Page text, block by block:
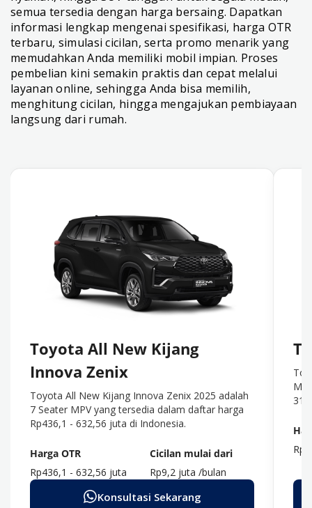
semua tersedia dengan harga bersaing. Dapatkan
informasi lengkap mengenai spesifikasi, harga OTR
terbaru, simulasi cicilan, serta promo menarik yang
memudahkan Anda memiliki mobil impian. Proses
pembelian kini semakin praktis dan cepat melalui
layanan online, sehingga Anda bisa memilih,
menghitung cicilan, hingga mengajukan pembiayaan
langsung dari rumah.
Toyota All New Kijang
Innova Zenix
Toyota All New Kijang Innova Zenix 2025 adalah
7 Seater MPV yang tersedia dalam daftar harga
Rp436,1 - 632,56 juta di Indonesia.
Harga OTR
Cicilan mulai dari
Rp436,1 - 632,56 juta
Rp9,2 juta /bulan
Konsultasi Sekarang